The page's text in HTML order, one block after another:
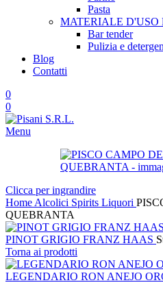
Pasta
MATERIALE D'USO
Bar tender
Pulizia e
Blog
Contatti
0
0
Menu
Clicca per ingrandire
Home Alcolici Spirits Liquori
QUEBRANTA
PINOT GRIGIO FRANZ HAAS
Torna ai prodotti
LEGENDARIO RON ANEJO